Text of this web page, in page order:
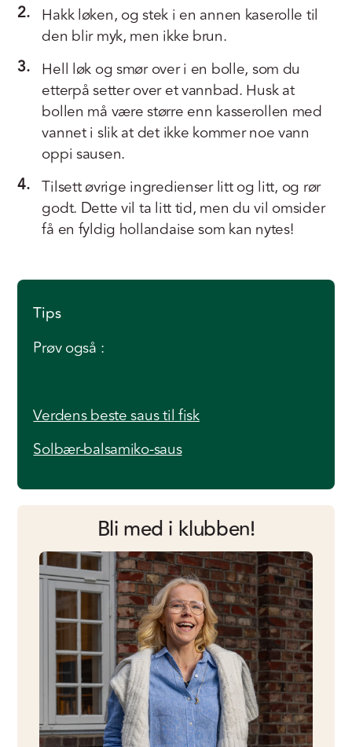
2. Hakk løken, og stek i en annen kaserolle til
den blir myk, men ikke brun.
3. Hell løk og smør over i en bolle, som du
etterpå setter over et vannbad. Husk at
bollen må være større enn kasserollen med
vannet i slik at det ikke kommer noe vann
oppi sausen.
4. Tilsett øvrige ingredienser litt og litt, og rør
godt. Dette vil ta litt tid, men du vil omsider
få en fyldig hollandaise som kan nytes!
Tips
Prøv også :
Verdens beste saus til fisk
Solbær-balsamiko-saus
Bli med i klubben!